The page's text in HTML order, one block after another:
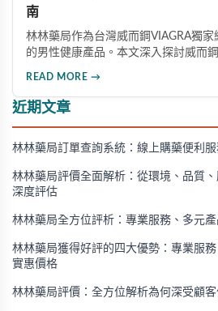
南
林林藥局作為台灣威而鋼VIAGRA獨
的男性健康產品。本文深入探討威而
擇。
READ MORE →
近期文章
林林藥局訂單查詢系統：線上購藥便利
林林藥局評價全面解析：從環境、品質
深度評估
林林藥局全方位評析：專業服務、多元
林林藥局獲得好評的四大優勢：專業服
實惠價格
林林藥局評價：全方位解析為何深受顧客